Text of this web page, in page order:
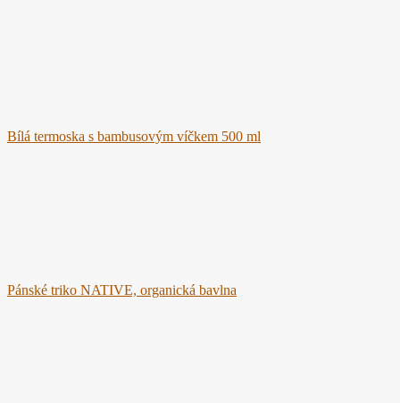
Bílá termoska s bambusovým víčkem 500 ml
Pánské triko NATIVE, organická bavlna